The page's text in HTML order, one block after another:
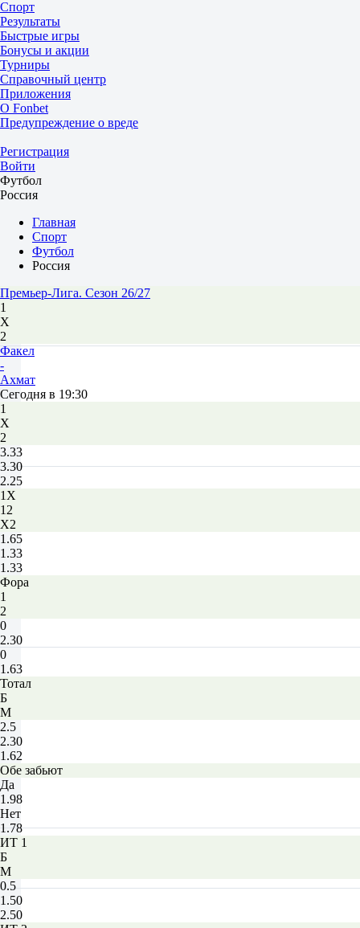
Спорт
Результаты
Быстрые игры
Бонусы и акции
Турниры
Справочный центр
Приложения
О Fonbet
Предупреждение о вреде
Регистрация
Войти
Футбол
Россия
Главная
Спорт
Футбол
Россия
Премьер-Лига. Сезон 26/27
1
Х
2
Факел
-
Ахмат
Сегодня в 19:30
1
Х
2
3.33
3.30
2.25
1X
12
X2
1.65
1.33
1.33
Фора
1
2
0
2.30
0
1.63
Тотал
Б
М
2.5
2.30
1.62
Обе забьют
Да
1.98
Нет
1.78
ИТ 1
Б
М
0.5
1.50
2.50